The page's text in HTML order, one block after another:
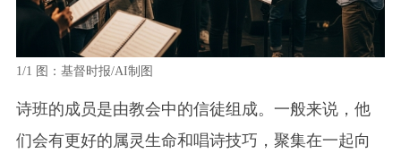
1/1 图：基督时报/AI制图
诗班的成员是由教会中的信徒组成。一般来说，他
们会有更好的属灵生命和唱诗技巧，聚集在一起向